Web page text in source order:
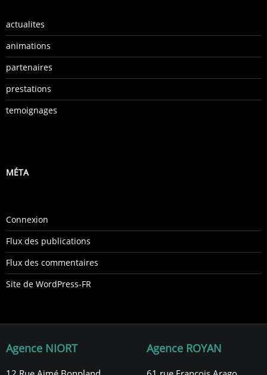
actualites
animations
partenaires
prestations
temoignages
MÉTA
Connexion
Flux des publications
Flux des commentaires
Site de WordPress-FR
Agence NIORT Agence ROYAN